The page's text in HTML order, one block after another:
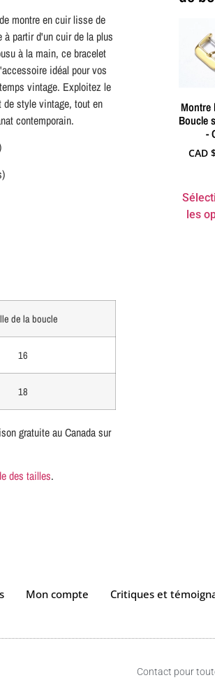
montre en cuir lisse de
partir d'un cuir de la plus
à la main, ce bracelet
idéal pour vos
vintage. Exploitez le
de style vintage, tout en
contemporain.
de la boucle
16
18
gratuite au Canada sur
des tailles.
Montre
Boucle
-
CAD
les
Mon compte Critiques et
Contact pour